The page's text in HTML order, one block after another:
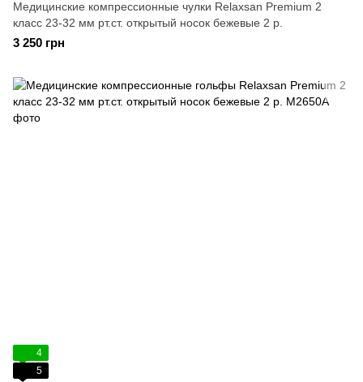
Медицинские компрессионные чулки Relaxsan Premium 2
класс 23-32 мм рт.ст. открытый носок бежевые 2 р.
3 250 грн
4
5